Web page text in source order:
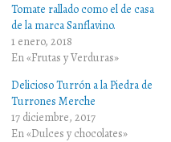
Tomate rallado como el de casa
de la marca Sanflavino.
1 enero, 2018
En «Frutas y Verduras»
Delicioso Turrón a la Piedra de
Turrones Merche
17 diciembre, 2017
En «Dulces y chocolates»